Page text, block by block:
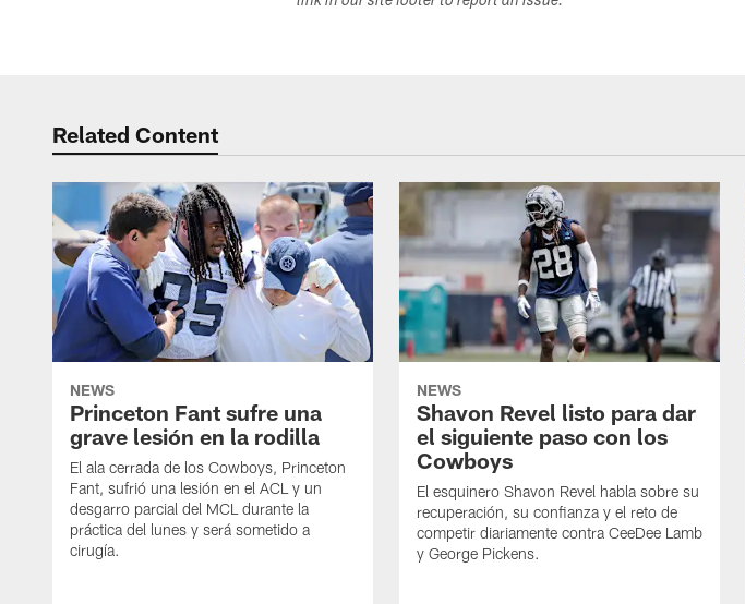
Related Content
NEWS
Princeton Fant sufre una
grave lesión en la rodilla
El ala cerrada de los Cowboys, Princeton
Fant, sufrió una lesión en el ACL y un
desgarro parcial del MCL durante la
práctica del lunes y será sometido a
cirugía.
NEWS
Shavon Revel listo para dar
el siguiente paso con los
Cowboys
El esquinero Shavon Revel habla sobre su
recuperación, su confianza y el reto de
competir diariamente contra CeeDee Lamb
y George Pickens.